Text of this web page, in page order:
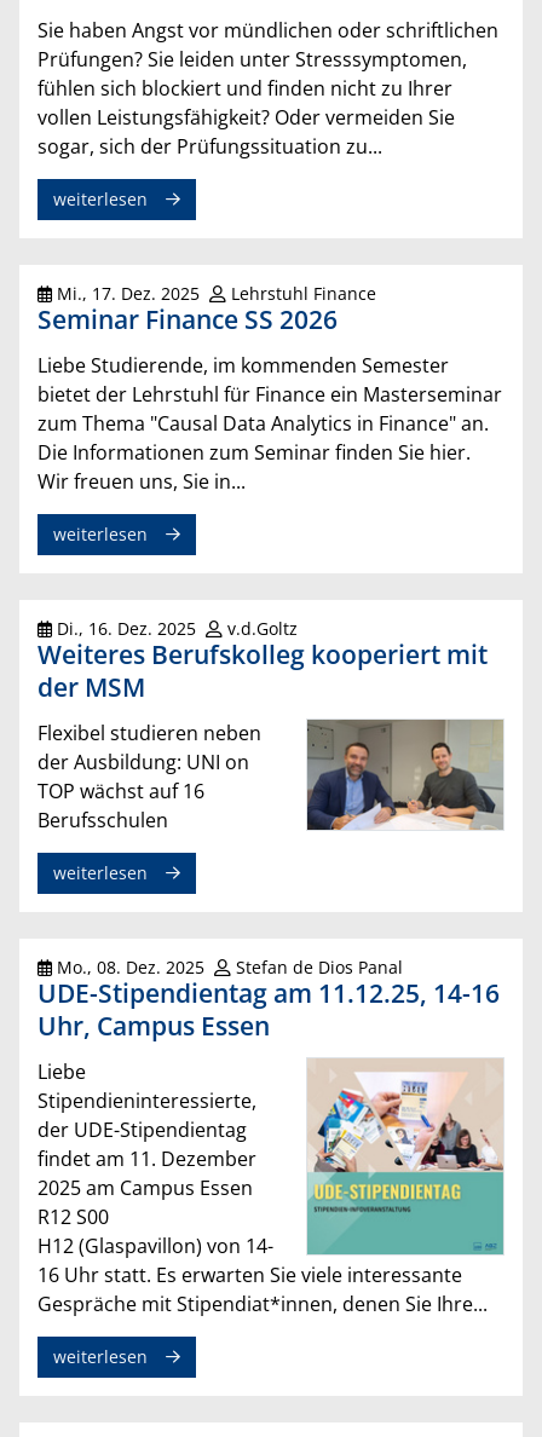
Sie haben Angst vor mündlichen oder schriftlichen
Prüfungen? Sie leiden unter Stresssymptomen,
fühlen sich blockiert und finden nicht zu Ihrer
vollen Leistungsfähigkeit? Oder vermeiden Sie
sogar, sich der Prüfungssituation zu...
weiterlesen
Mi., 17. Dez. 2025 Lehrstuhl Finance
Seminar Finance SS 2026
Liebe Studierende, im kommenden Semester
bietet der Lehrstuhl für Finance ein Masterseminar
zum Thema "Causal Data Analytics in Finance" an.
Die Informationen zum Seminar finden Sie hier.
Wir freuen uns, Sie in...
weiterlesen
Di., 16. Dez. 2025 v.d.Goltz
Weiteres Berufskolleg kooperiert mit
der MSM
Flexibel studieren neben
der Ausbildung: UNI on
TOP wächst auf 16
Berufsschulen
weiterlesen
Mo., 08. Dez. 2025 Stefan de Dios Panal
UDE-Stipendientag am 11.12.25, 14-16
Uhr, Campus Essen
Liebe
Stipendieninteressierte,
der UDE-Stipendientag
findet am 11. Dezember
2025 am Campus Essen
R12 S00
H12 (Glaspavillon) von 14-
16 Uhr statt. Es erwarten Sie viele interessante
Gespräche mit Stipendiat*innen, denen Sie Ihre...
weiterlesen